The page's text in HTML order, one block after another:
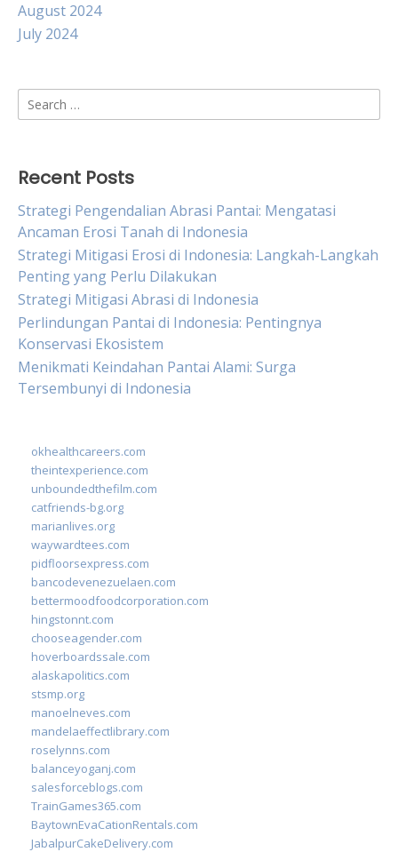
August 2024
July 2024
Search
for:
Recent Posts
Strategi Pengendalian Abrasi Pantai: Mengatasi
Ancaman Erosi Tanah di Indonesia
Strategi Mitigasi Erosi di Indonesia: Langkah-Langkah
Penting yang Perlu Dilakukan
Strategi Mitigasi Abrasi di Indonesia
Perlindungan Pantai di Indonesia: Pentingnya
Konservasi Ekosistem
Menikmati Keindahan Pantai Alami: Surga
Tersembunyi di Indonesia
okhealthcareers.com
theintexperience.com
unboundedthefilm.com
catfriends-bg.org
marianlives.org
waywardtees.com
pidfloorsexpress.com
bancodevenezuelaen.com
bettermoodfoodcorporation.com
hingstonnt.com
chooseagender.com
hoverboardssale.com
alaskapolitics.com
stsmp.org
manoelneves.com
mandelaeffectlibrary.com
roselynns.com
balanceyoganj.com
salesforceblogs.com
TrainGames365.com
BaytownEvaCationRentals.com
JabalpurCakeDelivery.com